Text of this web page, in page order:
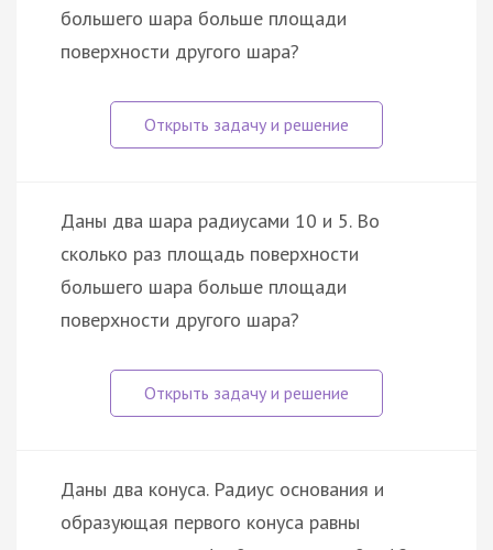
большего шара больше площади
поверхности другого шара?
Даны два шара радиусами 10 и 5. Во
сколько раз площадь поверхности
большего шара больше площади
поверхности другого шара?
Даны два конуса. Радиус основания и
образующая первого конуса равны